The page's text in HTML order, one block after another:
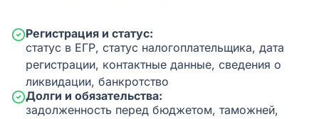
Регистрация и статус:
статус в ЕГР, статус налогоплательщика, дата
регистрации, контактные данные, сведения о
ликвидации, банкротство
Долги и обязательства:
задолженность перед бюджетом, таможней,